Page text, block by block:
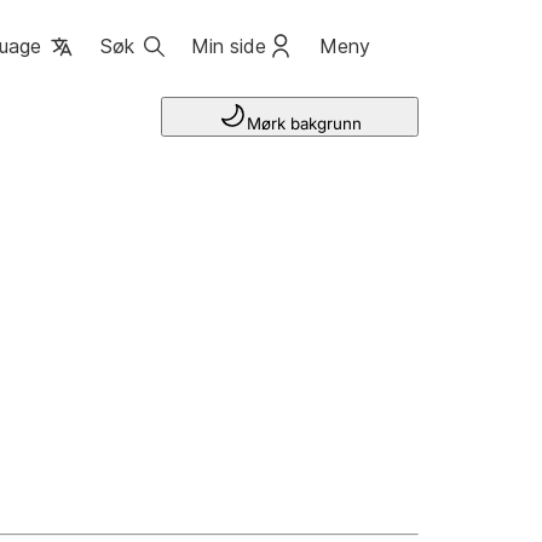
Søk Min side Meny
Mørk bakgrunn